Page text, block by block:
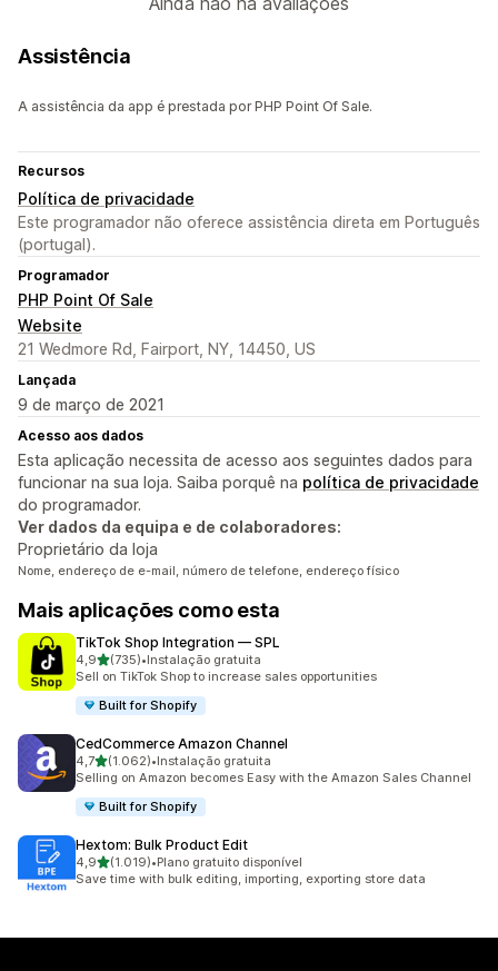
Assistência
A assistência da app é prestada por PHP Point Of Sale.
Recursos
Política de privacidade
Este programador não oferece assistência direta em Português
(portugal).
Programador
PHP Point Of Sale
Website
21 Wedmore Rd, Fairport, NY, 14450, US
Lançada
9 de março de 2021
Acesso aos dados
Esta aplicação necessita de acesso aos seguintes dados para
funcionar na sua loja. Saiba porquê na política de privacidade
do programador.
Ver dados da equipa e de colaboradores:
Proprietário da loja
Nome, endereço de e-mail, número de telefone, endereço físico
Mais aplicações como esta
TikTok Shop Integration — SPL
4,9de 5 estrelas
(735)
735 total de avaliações
•Instalação gratuita
Sell on TikTok Shop to increase sales opportunities
Built for Shopify
CedCommerce Amazon Channel
4,7de 5 estrelas
(1.062)
1062 total de avaliações
•Instalação gratuita
Selling on Amazon becomes Easy with the Amazon Sales Channel
Built for Shopify
Hextom: Bulk Product Edit
4,9de 5 estrelas
(1.019)
1019 total de avaliações
•Plano gratuito disponível
Save time with bulk editing, importing, exporting store data